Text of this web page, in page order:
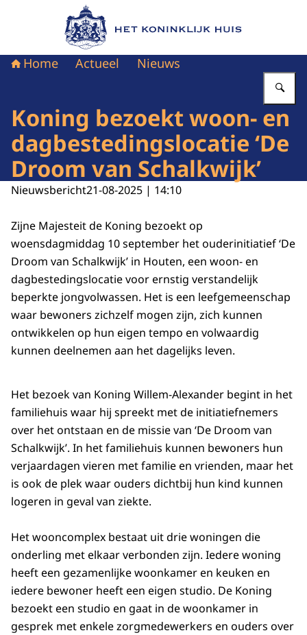
Naar de homepage van Het Koninklijk Huis
Home Actueel Nieuws
Koning bezoekt woon- en
dagbestedingslocatie ‘De
Droom van Schalkwijk’
Nieuwsbericht21-08-2025 | 14:10
Zijne Majesteit de Koning bezoekt op
woensdagmiddag 10 september het ouderinitiatief ‘De
Droom van Schalkwijk’ in Houten, een woon- en
dagbestedingslocatie voor ernstig verstandelijk
beperkte jongvolwassen. Het is een leefgemeenschap
waar bewoners zichzelf mogen zijn, zich kunnen
ontwikkelen op hun eigen tempo en volwaardig
kunnen deelnemen aan het dagelijks leven.
Het bezoek van Koning Willem-Alexander begint in het
familiehuis waar hij spreekt met de initiatiefnemers
over het ontstaan en de missie van ‘De Droom van
Schalkwijk’. In het familiehuis kunnen bewoners hun
verjaardagen vieren met familie en vrienden, maar het
is ook de plek waar ouders dichtbij hun kind kunnen
logeren in geval van ziekte.
Het wooncomplex bestaat uit drie woningen die
onderling met elkaar verbonden zijn. Iedere woning
heeft een gezamenlijke woonkamer en keuken en
iedere bewoner heeft een eigen studio. De Koning
bezoekt een studio en gaat in de woonkamer in
gesprek met enkele zorgmedewerkers en ouders over